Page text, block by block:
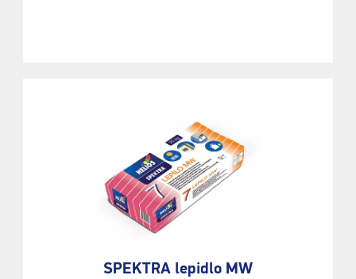
SPEKTRA lepidlo MW